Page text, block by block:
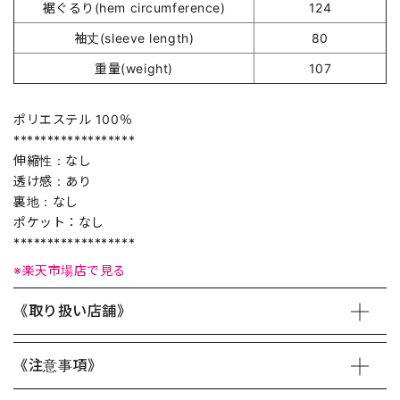
裾ぐるり(hem circumference)
124
袖丈(sleeve length)
80
重量(weight)
107
ポリエステル 100％
******************
伸縮性：なし
透け感：あり
裏地：なし
ポケット：なし
******************
※楽天市場店で見る
《取り扱い店舗》
《注意事項》